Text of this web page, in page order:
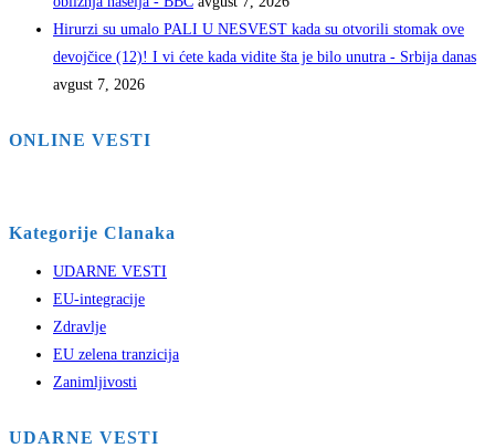
Hirurzi su umalo PALI U NESVEST kada su otvorili stomak ove
devojčice (12)! I vi ćete kada vidite šta je bilo unutra - Srbija danas
avgust 7, 2026
ONLINE VESTI
Kategorije Clanaka
UDARNE VESTI
EU-integracije
Zdravlje
EU zelena tranzicija
Zanimljivosti
UDARNE VESTI